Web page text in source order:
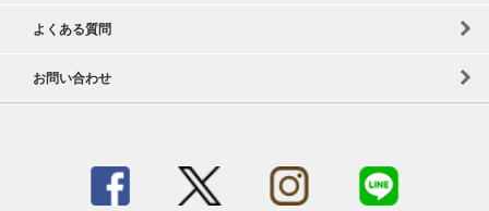
よくある質問
お問い合わせ